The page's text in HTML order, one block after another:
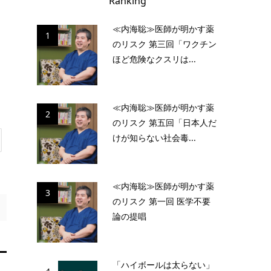
1
≪内海聡≫医師が明かす薬
のリスク 第三回「ワクチン
ほど危険なクスリは...
2
≪内海聡≫医師が明かす薬
のリスク 第五回「日本人だ
けが知らない社会毒...
3
≪内海聡≫医師が明かす薬
のリスク 第一回 医学不要
論の提唱
「ハイボールは太らない」